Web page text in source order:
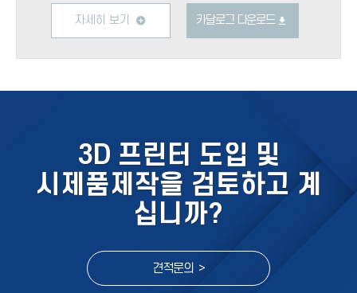
자세히 보기 카달로그 다운로드
3D 프린터 도입 및
시제품제작을 검토하고 계
십니까?
견적문의 >